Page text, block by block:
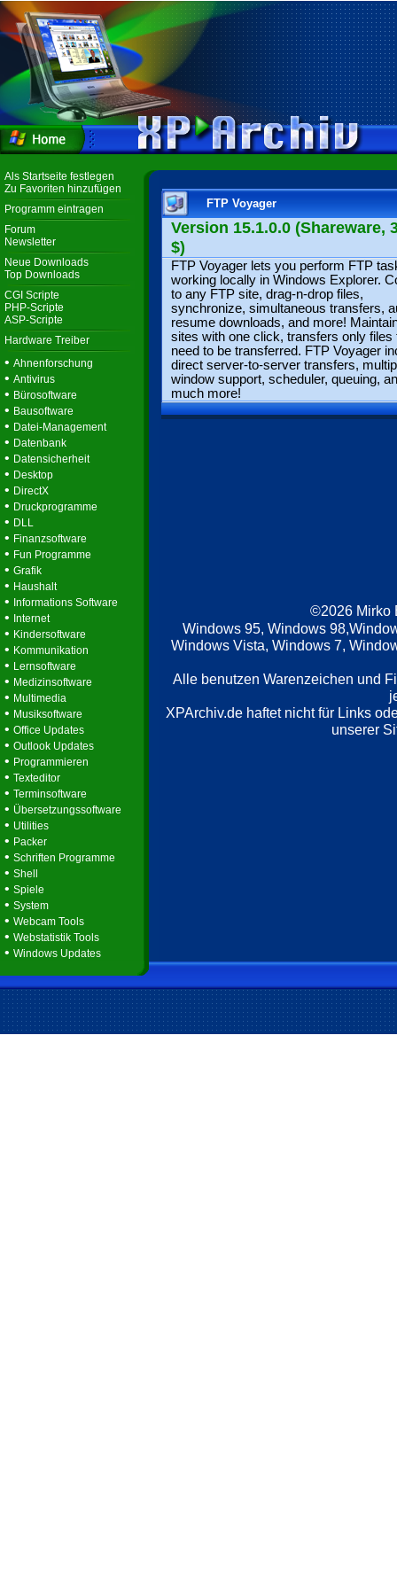
Als Startseite festlegen
Zu Favoriten hinzufügen
Programm eintragen
Forum
Newsletter
Neue Downloads
Top Downloads
CGI Scripte
PHP-Scripte
ASP-Scripte
Hardware Treiber
• Ahnenforschung
• Antivirus
• Bürosoftware
• Bausoftware
• Datei-Management
• Datenbank
• Datensicherheit
• Desktop
• DirectX
• Druckprogramme
• DLL
• Finanzsoftware
• Fun Programme
• Grafik
• Haushalt
• Informations Software
• Internet
• Kindersoftware
• Kommunikation
• Lernsoftware
• Medizinsoftware
• Multimedia
• Musiksoftware
• Office Updates
• Outlook Updates
• Programmieren
• Texteditor
• Terminsoftware
• Übersetzungssoftware
• Utilities
• Packer
• Schriften Programme
• Shell
• Spiele
• System
• Webcam Tools
• Webstatistik Tools
• Windows Updates
FTP Voyager
Version 15.1.0.0 (Shareware,
$)
FTP Voyager lets you perform FTP
working locally in Windows Explorer.
to any FTP site, drag-n-drop files,
synchronize, simultaneous transfers,
resume downloads, and more!
sites with one click, transfers only files
need to be transferred. FTP Voyager
direct server-to-server transfers,
window support, scheduler, queuing,
much more!
©2026 Mirko
Windows 95, Windows
Windows Vista, Windows 7,
Alle benutzen Warenzeichen und
XPArchiv.de haftet nicht für Links
unserer